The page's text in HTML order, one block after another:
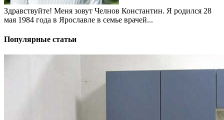
Здравствуйте! Меня зовут Челнов Константин. Я родился 28
мая 1984 года в Ярославле в семье врачей...
Популярные статьи